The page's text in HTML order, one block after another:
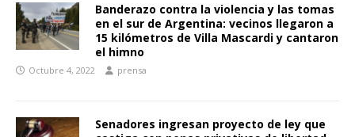
Banderazo contra la violencia y las tomas
en el sur de Argentina: vecinos llegaron a
15 kilómetros de Villa Mascardi y cantaron
el himno
Octubre 4, 2022 prensa
Senadores ingresan proyecto de ley que